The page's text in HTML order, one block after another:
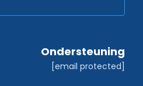
Ondersteuning
[email protected]